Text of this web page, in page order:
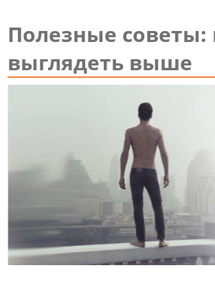
Полезные советы:
выглядеть выше